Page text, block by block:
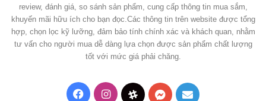
review, đánh giá, so sánh sản phẩm, cung cấp thông tin mua sắm,
khuyến mãi hữu ích cho bạn đọc.Các thông tin trên website được tổng
hợp, chọn lọc kỹ lưỡng, đảm bảo tính chính xác và khách quan, nhằm
tư vấn cho người mua dễ dàng lựa chọn được sản phẩm chất lượng
tốt với mức giá phải chăng.
FacebookInstagramThreadsMessenger
Mail